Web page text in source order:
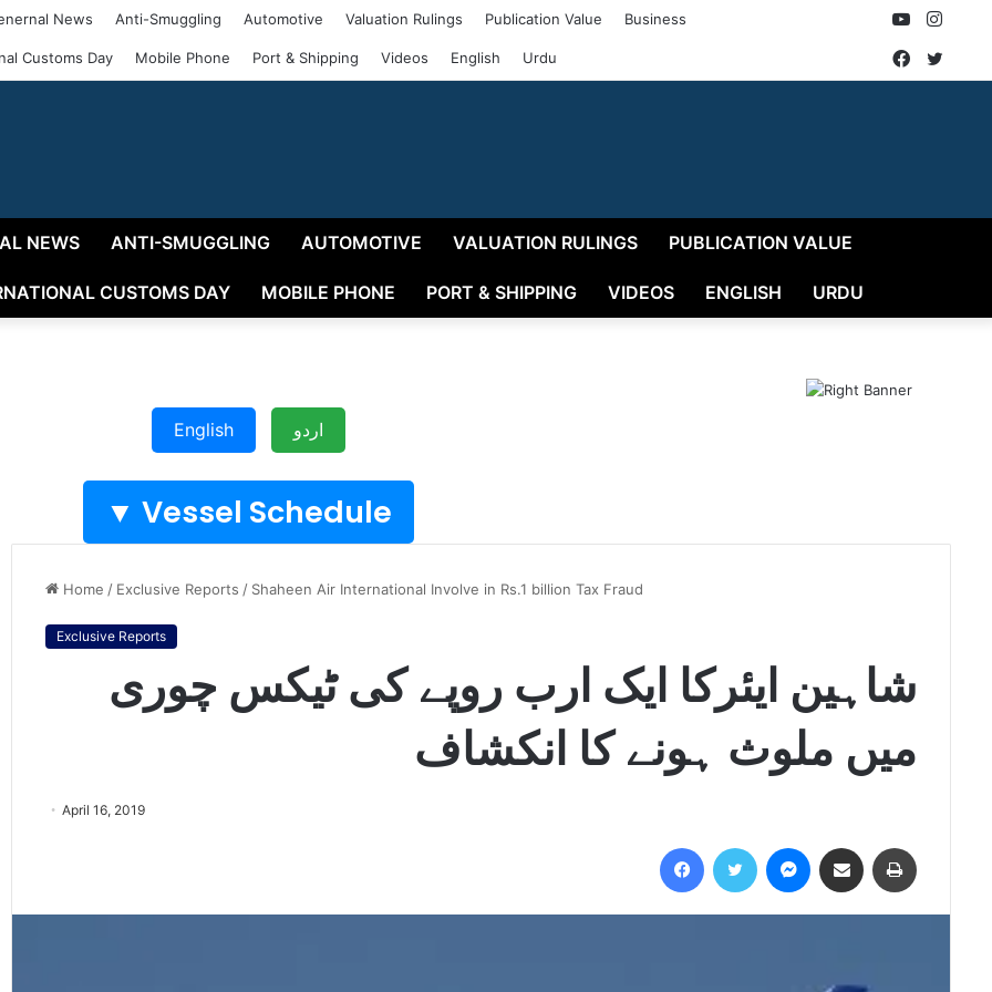
News Anti-Smuggling Automotive Valuation Rulings Publication Value Business
Customs Day Mobile Phone Port & Shipping Videos English Urdu
YouTube
Facebook
NEWS ANTI-SMUGGLING AUTOMOTIVE VALUATION RULINGS PUBLICATION VALUE
CUSTOMS DAY MOBILE PHONE PORT & SHIPPING VIDEOS ENGLISH URDU
English اردو
Vessel Schedule ▼
Home / Exclusive Reports / Shaheen Air International Involve in Rs.1 billion Tax Fraud
Exclusive Reports
شاہین ایئرکا ایک ارب روپے کی ٹیکس چوری
میں ملوث ہونے کا انکشاف
April 16, 2019